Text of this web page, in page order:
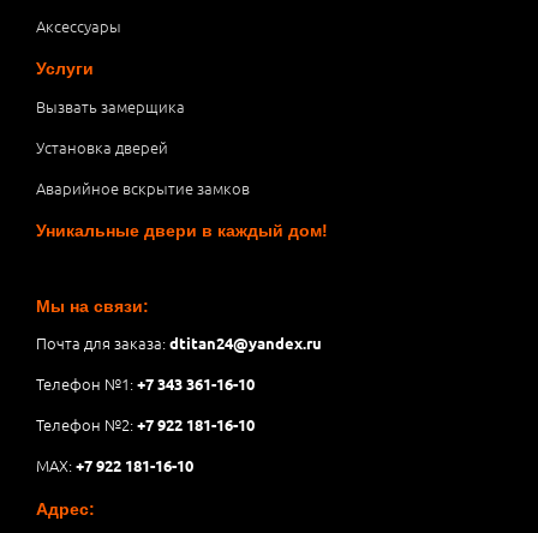
Аксессуары
Услуги
Вызвать замерщика
Установка дверей
Аварийное вскрытие замков
Уникальные двери в каждый дом!
Мы на связи:
Почта для заказа:dtitan24@yandex.ru
Телефон №1:+7 343 361-16-10
Телефон №2:+7 922 181-16-10
MAX:+7 922 181-16-10
Адрес: